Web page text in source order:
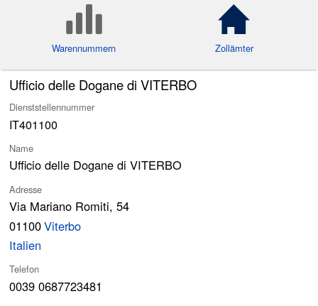
Warennummern Zollämter
Ufficio delle Dogane di VITERBO
Dienststellennummer
IT401100
Name
Ufficio delle Dogane di VITERBO
Adresse
Via Mariano Romiti, 54
01100Viterbo
Italien
Telefon
0039 0687723481